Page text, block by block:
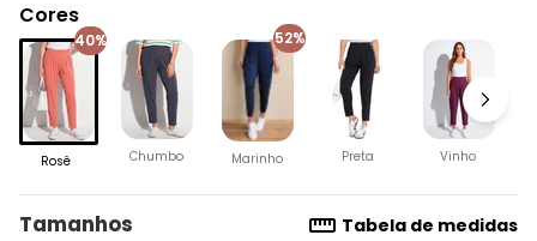
Cores
40%
Rosê Chumbo
52%
Marinho Preta Vinho
Tamanhos Tabela de medidas